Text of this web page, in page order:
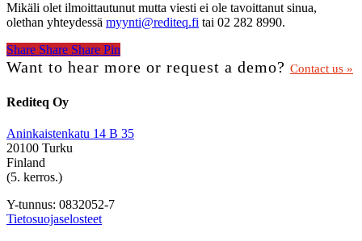
Mikäli olet ilmoittautunut mutta viesti ei ole tavoittanut sinua,
olethan yhteydessä myynti@rediteq.fi tai 02 282 8990.
Share
Share Share Share Pin
Want to hear more or request a demo? Contact us »
Rediteq Oy
Aninkaistenkatu 14 B 35
20100 Turku
Finland
(5. kerros.)
Y-tunnus: 0832052-7
Tietosuojaselosteet